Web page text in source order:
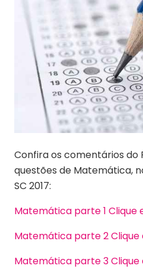
Confira os comentários do
questões de Matemática,
SC 2017:
Matemática parte 1 Clique
Matemática parte 2 Clique
Matemática parte 3 Clique